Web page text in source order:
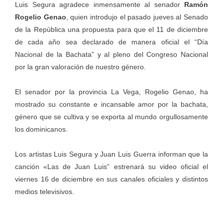
Luis Segura agradece inmensamente al senador Ramón
Rogelio Genao , quien introdujo el pasado jueves al Senado
de la República una propuesta para que el 11 de diciembre
de cada año sea declarado de manera oficial el “Día
Nacional de la Bachata” y al pleno del Congreso Nacional
por la gran valoración de nuestro género.
El senador por la provincia La Vega, Rogelio Genao, ha
mostrado su constante e incansable amor por la bachata,
género que se cultiva y se exporta al mundo orgullosamente
los dominicanos.
Los artistas Luis Segura y Juan Luis Guerra informan que la
canción «Las de Juan Luis” estrenará su video oficial el
viernes 16 de diciembre en sus canales oficiales y distintos
medios televisivos.